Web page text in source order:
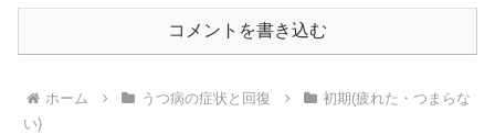
コメントを書き込む
ホーム うつ病の症状と回復
初期(疲れた・つまらな
い)